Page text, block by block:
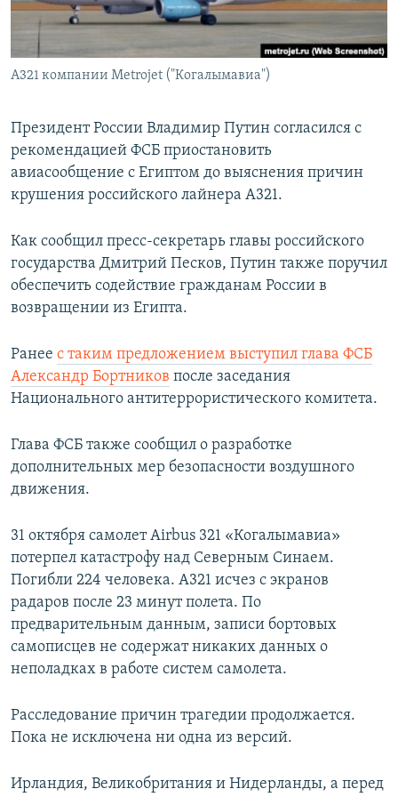
ПОБЕДИТЕЛЕЙ НЕ СУДЯТ?
КРЫМ.НЕПОКОРЕННЫЙ
ELIFBE
ПРИСОЕДИНЯЙТЕСЬ!
Все сайты RFE/RL
А321 компании Metrojet ("Когалымавиа")
Президент России Владимир Путин согласился с
рекомендацией ФСБ приостановить
авиасообщение с Египтом до выяснения причин
крушения российского лайнера А321.
Как сообщил пресс-секретарь главы российского
государства Дмитрий Песков, Путин также поручил
обеспечить содействие гражданам России в
возвращении из Египта.
Ранее с таким предложением выступил глава ФСБ
Александр Бортников после заседания
Национального антитеррористического комитета.
Глава ФСБ также сообщил о разработке
дополнительных мер безопасности воздушного
движения.
31 октября самолет Airbus 321 «Когалымавиа»
потерпел катастрофу над Северным Синаем.
Погибли 224 человека. А321 исчез с экранов
радаров после 23 минут полета. По
предварительным данным, записи бортовых
самописцев не содержат никаких данных о
неполадках в работе систем самолета.
Расследование причин трагедии продолжается.
Пока не исключена ни одна из версий.
Ирландия, Великобритания и Нидерланды, а перед